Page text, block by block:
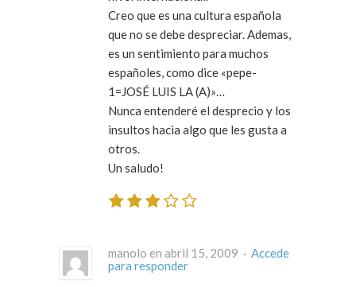
Creo que es una cultura española
que no se debe despreciar. Ademas,
es un sentimiento para muchos
españoles, como dice «pepe-
1=JOSÉ LUIS LA (A)»…
Nunca entenderé el desprecio y los
insultos hacia algo que les gusta a
otros.
Un saludo!
manolo en abril 15, 2009 · Accede
para responder